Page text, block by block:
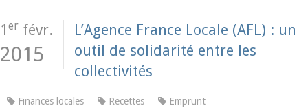
1 er févr.
2015
L’Agence France Locale (AFL) : un
outil de solidarité entre les
collectivités
Finances locales Recettes Emprunt